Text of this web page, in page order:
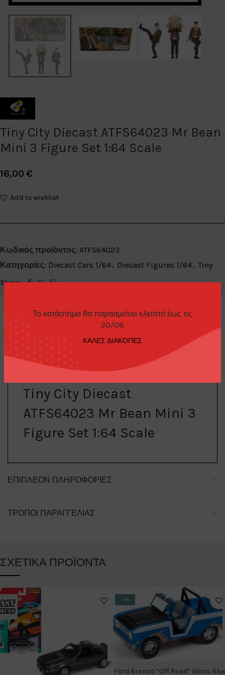
Το κατάστημα θα παρααμείνει κλειστό έως τις
20/08
ΚΑΛΕΣ ΔΙΑΚΟΠΕΣ
Tiny City Diecast ATFS64023 Mr Bean
Mini 3 Figure Set 1:64 Scale
16,00 €
Add to wishlist
Κωδικός προϊόντος: ATFS64023
Κατηγορίες: Diecast Cars 1/64, Diecast Figures 1/64, Tiny
Share:
ΠΕΡΙΓΡΑΦΉ
Tiny City Diecast
ATFS64023 Mr Bean Mini 3
Figure Set 1:64 Scale
ΕΠΙΠΛΈΟΝ ΠΛΗΡΟΦΟΡΊΕΣ
ΤΡΌΠΟΙ ΠΑΡΑΓΓΕΛΊΑΣ
ΣΧΕΤΙΚΆ ΠΡΟΪΌΝΤΑ
-9%
Ford Bronco “Off Road” Gloss